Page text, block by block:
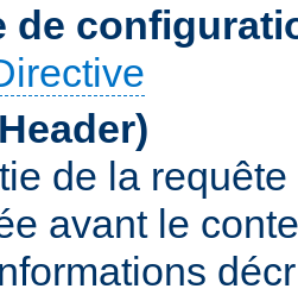
de
de la
avant le